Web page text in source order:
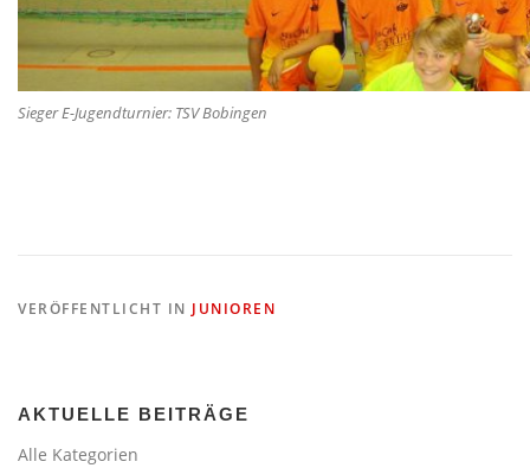
Sieger E-Jugendturnier: TSV Bobingen
VERÖFFENTLICHT IN JUNIOREN
AKTUELLE BEITRÄGE
Alle Kategorien